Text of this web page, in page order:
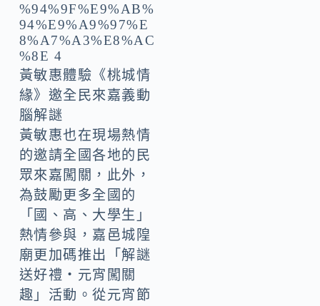
黃敏惠體驗《桃城情
緣》邀全民來嘉義動
腦解謎
黃敏惠也在現場熱情
的邀請全國各地的民
眾來嘉闖關，此外，
為鼓勵更多全國的
「國、高、大學生」
熱情參與，嘉邑城隍
廟更加碼推出「解謎
送好禮‧元宵闖關
趣」活動。從元宵節